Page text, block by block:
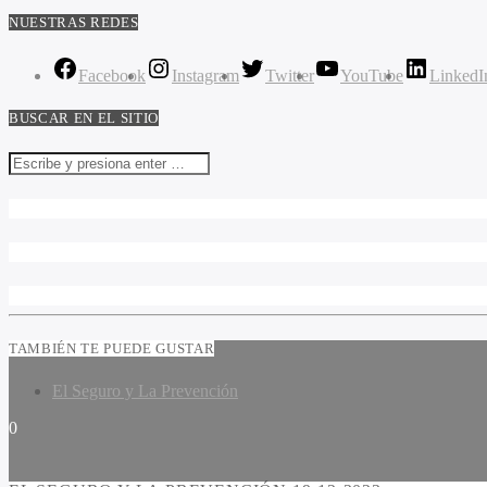
NUESTRAS REDES
Facebook Instagram Twitter YouTube
BUSCAR EN EL SITIO
TAMBIÉN TE PUEDE GUSTAR
El Seguro y La Prevención
0